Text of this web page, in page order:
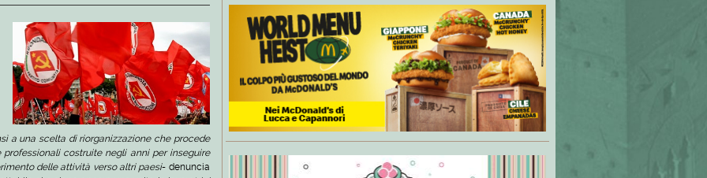
a una scelta di riorganizzazione che procede
costruite negli anni per inseguire
delle attività verso altri paesi- denuncia